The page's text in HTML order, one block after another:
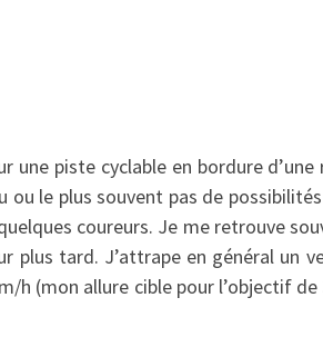
une piste cyclable en bordure
ou le plus souvent pas de possibilités
coureurs. Je me retrouve
plus tard. J’attrape en général un
h (mon allure cible pour l’objectif